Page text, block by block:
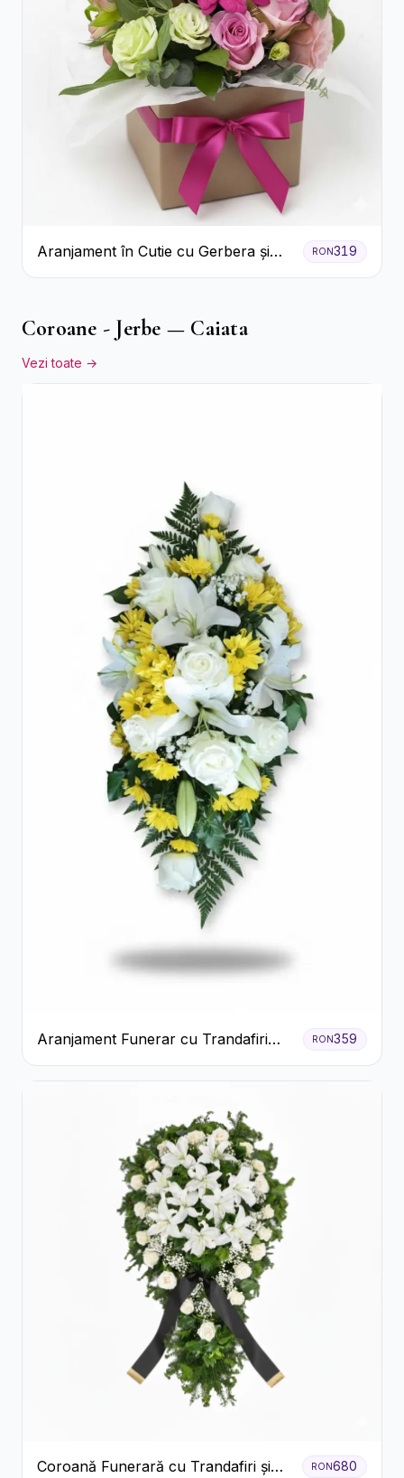
Aranjament în Cutie cu Gerbera și
Trandafiri Roz
RON319
Coroane - Jerbe — Caiata
Vezi toate →
Aranjament Funerar cu Trandafiri
Albi Crizanteme Galbene și Crini
RON359
Coroană Funerară cu Trandafiri și
RON680